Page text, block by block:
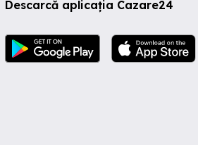
Descarcă aplicația Cazare24